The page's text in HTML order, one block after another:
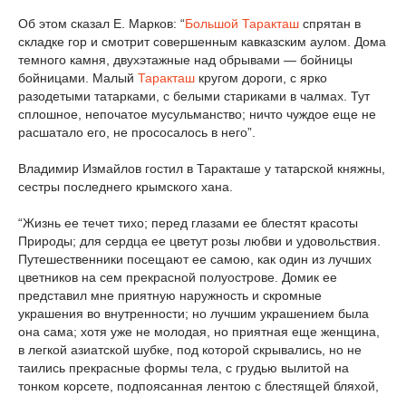
Об этом сказал Е. Марков: “Большой Таракташ спрятан в
складке гор и смотрит совершенным кавказским аулом. Дома
темного камня, двухэтажные над обрывами — бойницы
бойницами. Малый Таракташ кругом дороги, с ярко
разодетыми татарками, с белыми стариками в чалмах. Тут
сплошное, непочатое мусульманство; ничто чуждое еще не
расшатало его, не прососалось в него”.
Владимир Измайлов гостил в Таракташе у татарской княжны,
сестры последнего крымского хана.
“Жизнь ее течет тихо; перед глазами ее блестят красоты
Природы; для сердца ее цветут розы любви и удовольствия.
Путешественники посещают ее самою, как один из лучших
цветников на сем прекрасной полуострове. Домик ее
представил мне приятную наружность и скромные
украшения во внутренности; но лучшим украшением была
она сама; хотя уже не молодая, но приятная еще женщина,
в легкой азиатской шубке, под которой скрывались, но не
таились прекрасные формы тела, с грудью вылитой на
тонком корсете, подпоясанная лентою с блестящей бляхой,